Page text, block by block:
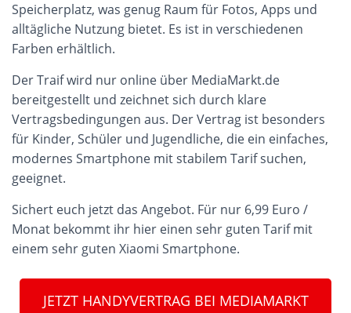
Speicherplatz, was genug Raum für Fotos, Apps und
alltägliche Nutzung bietet. Es ist in verschiedenen
Farben erhältlich.
Der Traif wird nur online über MediaMarkt.de
bereitgestellt und zeichnet sich durch klare
Vertragsbedingungen aus. Der Vertrag ist besonders
für Kinder, Schüler und Jugendliche, die ein einfaches,
modernes Smartphone mit stabilem Tarif suchen,
geeignet.
Sichert euch jetzt das Angebot. Für nur 6,99 Euro /
Monat bekommt ihr hier einen sehr guten Tarif mit
einem sehr guten Xiaomi Smartphone.
JETZT HANDYVERTRAG BEI MEDIAMARKT